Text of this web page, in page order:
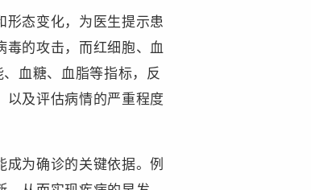
态变化，为医生提示患
毒的攻击，而红细胞、血
血糖、血脂等指标，反
以及评估病情的严重程度
为确诊的关键依据。例